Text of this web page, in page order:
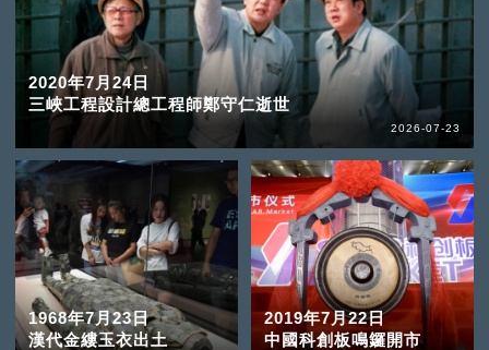
2020年7月24日
三峽工程設計總工程師鄭守仁逝世
2026-07-23
1968年7月23日
漢代金縷玉衣出土
2019年7月22日
中國科創板鳴鑼開市